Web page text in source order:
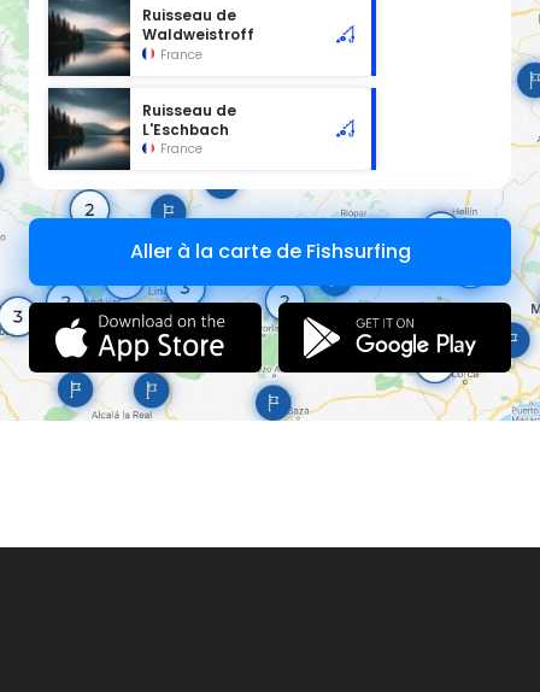
AAPPMA NEUNKIRCHEN-LES-BOUZONVILLE
Président : Stéphane THIEL
Tél : 07.71.08.66.94
Dépositaire
-M.BERGANTZ Bernard : 10 route de Colmen 57320
Neunkirchen-lès-Bouzonville
Ruisseau de
Waldweistroff
France
Ruisseau de
L'Eschbach
France
Aller à la carte de Fishsurfing